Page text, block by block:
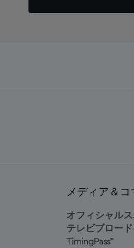
メディア＆
オフィシャル
テレビブロー
TimingPass™